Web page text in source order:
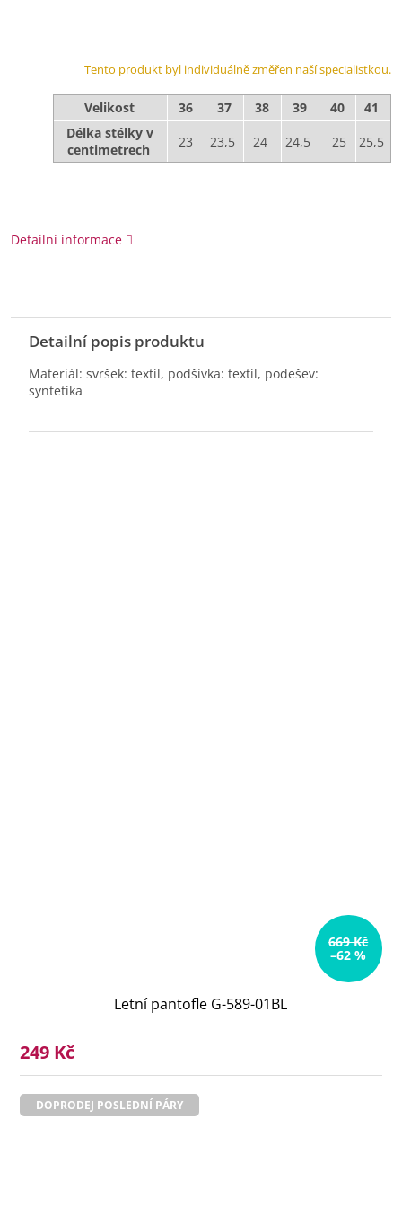
Tento produkt byl individuálně změřen naší specialistkou.
Velikost 36 37 38 39 40
41
Délka stélky v
centimetrech
23 23,5 24 24,5 25 25,5
Detailní informace
Detailní popis produktu
Materiál: svršek: textil, podšívka: textil, podešev:
syntetika
669 Kč
–62 %
Letní pantofle G-589-01BL
249 Kč
DOPRODEJ POSLEDNÍ PÁRY